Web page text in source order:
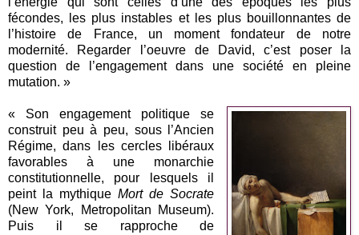
fécondes, les plus instables et les plus bouillonnantes de
l’histoire de France, un moment fondateur de notre
modernité. Regarder l’oeuvre de David, c’est poser la
question de l’engagement dans une société en pleine
mutation. »
« Son engagement politique se
construit peu à peu, sous l’Ancien
Régime, dans les cercles libéraux
favorables à une monarchie
constitutionnelle, pour lesquels il
peint la mythiqueMort de Socrate
(New York, Metropolitan Museum).
Puis il se rapproche de